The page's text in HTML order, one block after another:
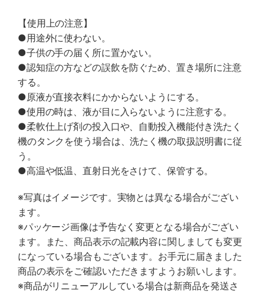
【使用上の注意】
●用途外に使わない。
●子供の手の届く所に置かない。
●認知症の方などの誤飲を防ぐため、置き場所に注意
する。
●原液が直接衣料にかからないようにする。
●使用の時は、液が目に入らないように注意する。
●柔軟仕上げ剤の投入口や、自動投入機能付き洗たく
機のタンクを使う場合は、洗たく機の取扱説明書に従
う。
●高温や低温、直射日光をさけて、保管する。
※写真はイメージです。実物とは異なる場合がござい
ます。
※パッケージ画像は予告なく変更となる場合がござい
ます。また、商品表示の記載内容に関しましても変更
になっている場合もございます。お手元に届きました
商品の表示をご確認いただきますようお願いします。
※商品がリニューアルしている場合は新商品を発送さ